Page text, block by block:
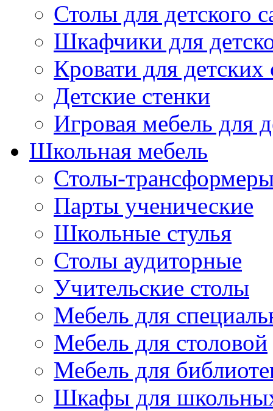
Столы для детского
Шкафчики для
Кровати для детских
Детские стенки
Игровая мебель для
Школьная мебель
Столы-
Парты ученические
Школьные стулья
Столы аудиторные
Учительские столы
Мебель для
Мебель для столовой
Мебель для
Шкафы для